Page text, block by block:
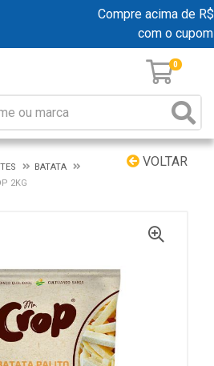
Compre acima de
com o cupom
0
VOLTAR
BATATA
2KG